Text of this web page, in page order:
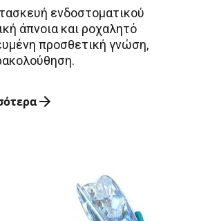
ενδοστοματικού
άπνοια και ροχαλητό
προσθετική γνώση,